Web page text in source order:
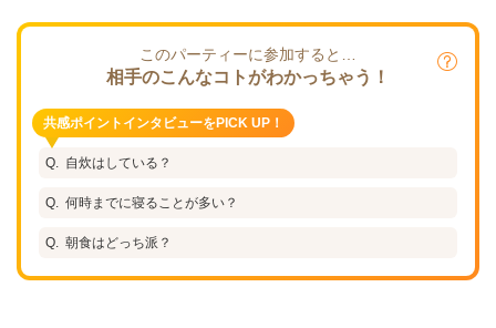
このパーティーに参加すると…
相手のこんなコトがわかっちゃう！
共感ポイントインタビューをPICK UP！
自炊はしている？
何時までに寝ることが多い？
朝食はどっち派？